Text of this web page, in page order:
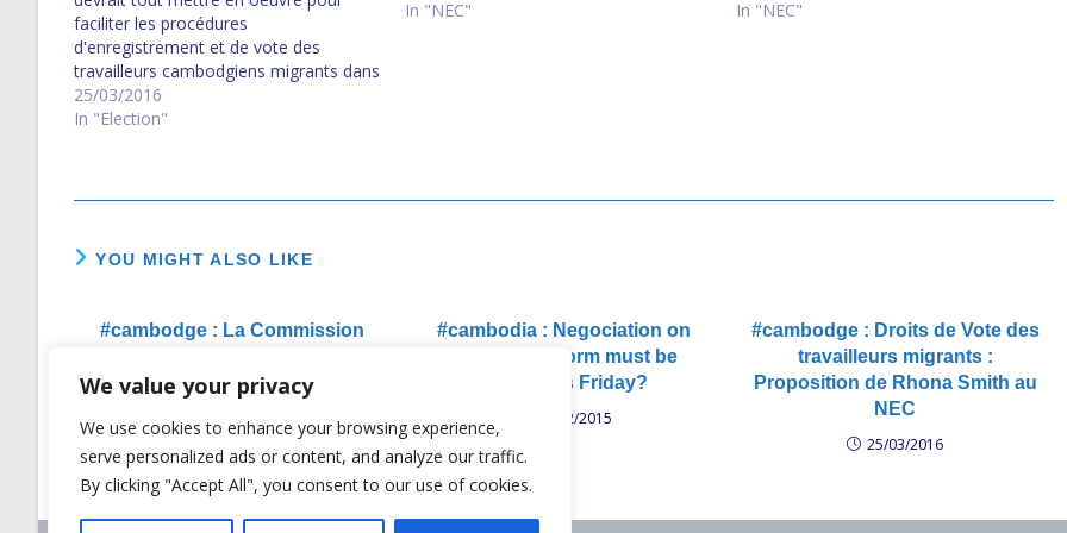
We value your privacy
We use cookies to enhance your browsing experience,
serve personalized ads or content, and analyze our traffic.
By clicking "Accept All", you consent to our use of cookies.
faciliter les procédures
d'enregistrement et de vote des
travailleurs cambodgiens migrants dans
les pays voisins. មន្ត្រី​អ.ស.ប​ស្នើ​គ.ជ.ប​យក​
ចិត្ត​ទុក​ដាក់​ការ​ចុះ​ឈ្មោះ​បោះឆ្នោត​​របស់​​ពលករ​
25/03/2016
In "Election"
In "NEC" In "NEC"
YOU MIGHT ALSO LIKE
#cambodge : La Commission
elle vraiment INDEPENDANTE
#cambodia : Negociation on
Electoral Reform must be
ended this Friday?
26/02/2015
#cambodge : Droits de Vote des
travailleurs migrants :
Proposition de Rhona Smith au
NEC
25/03/2016